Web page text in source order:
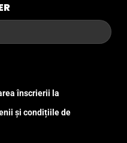
înscrierii la
și condițiile de